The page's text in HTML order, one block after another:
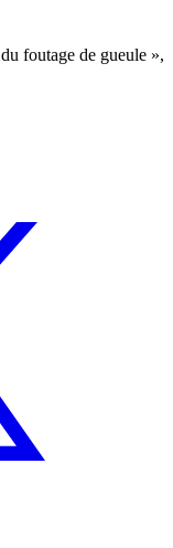
foutage de gueule »,